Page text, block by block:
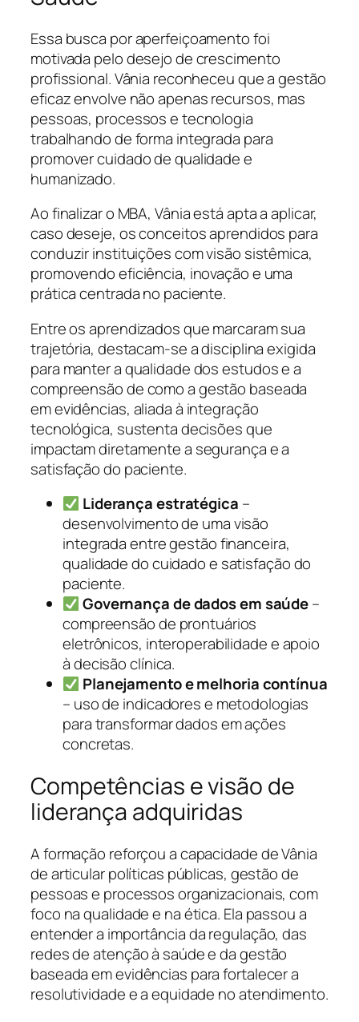
Essa busca por aperfeiçoamento foi
motivada pelo desejo de crescimento
profissional. Vânia reconheceu que a gestão
eficaz envolve não apenas recursos, mas
pessoas, processos e tecnologia
trabalhando de forma integrada para
promover cuidado de qualidade e
humanizado.
Ao finalizar o MBA, Vânia está apta a aplicar,
caso deseje, os conceitos aprendidos para
conduzir instituições com visão sistêmica,
promovendo eficiência, inovação e uma
prática centrada no paciente.
Entre os aprendizados que marcaram sua
trajetória, destacam-se a disciplina exigida
para manter a qualidade dos estudos e a
compreensão de como a gestão baseada
em evidências, aliada à integração
tecnológica, sustenta decisões que
impactam diretamente a segurança e a
satisfação do paciente.
Liderança estratégica –
desenvolvimento de uma visão
integrada entre gestão financeira,
qualidade do cuidado e satisfação do
paciente.
Governança de dados em saúde–
compreensão de prontuários
eletrônicos, interoperabilidade e apoio
à decisão clínica.
Planejamento e melhoria contínua
– uso de indicadores e metodologias
para transformar dados em ações
concretas.
Competências e visão de
liderança adquiridas
A formação reforçou a capacidade de Vânia
de articular políticas públicas, gestão de
pessoas e processos organizacionais, com
foco na qualidade e na ética. Ela passou a
entender a importância da regulação, das
redes de atenção à saúde e da gestão
baseada em evidências para fortalecer a
resolutividade e a equidade no atendimento.